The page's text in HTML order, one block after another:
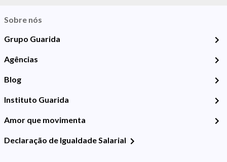
Sobre nós
Grupo Guarida
Agências
Blog
Instituto Guarida
Amor que movimenta
Declaração de Igualdade Salarial